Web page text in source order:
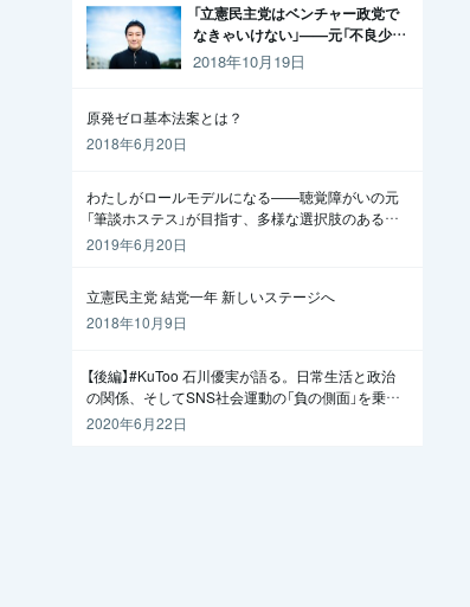
「立憲民主党はベンチャー政党で
なきゃいけない」——元「不良少
年」の起業家が政治家になった理
2018年10月19日
原発ゼロ基本法案とは？
2018年6月20日
わたしがロールモデルになる——聴覚障がいの元
「筆談ホステス」が目指す、多様な選択肢のある社
会
2019年6月20日
立憲民主党 結党一年 新しいステージへ
2018年10月9日
【後編】#KuToo 石川優実が語る。日常生活と政治
の関係、そしてSNS社会運動の「負の側面」を乗り
越えるには
2020年6月22日